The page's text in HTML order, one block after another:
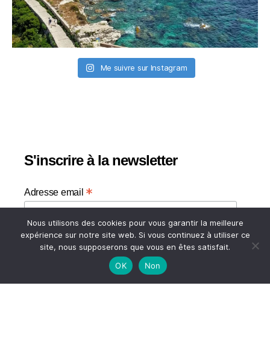
Me suivre sur Instagram
S'inscrire à la newsletter
Adresse email *
Votre adresse email
Nous utilisons des cookies pour vous garantir la meilleure
expérience sur notre site web. Si vous continuez à utiliser ce
site, nous supposerons que vous en êtes satisfait.
OK
Non